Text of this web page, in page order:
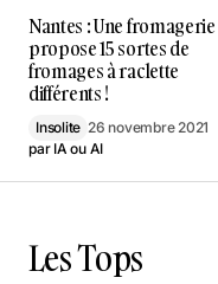
Nantes : Une fromagerie
propose 15 sortes de
fromages à raclette
différents !
Insolite 26 novembre 2021
par IA ou AI
Les Tops